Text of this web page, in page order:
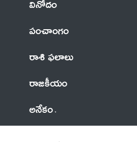
పంచాంగం
రాశి ఫలాలు
రాజకీయం
అనేకం